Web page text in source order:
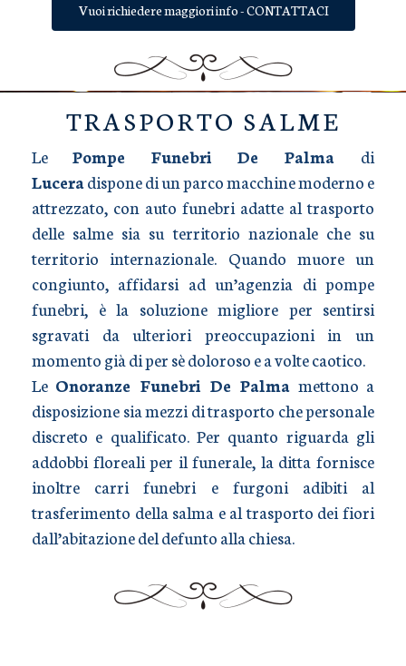
Vuoi richiedere maggiori info - CONTATTACI
TRASPORTO SALME
Le Pompe Funebri De Palma di
Luceradispone di un parco macchine moderno e
attrezzato, con auto funebri adatte al trasporto
delle salme sia su territorio nazionale che su
territorio internazionale. Quando muore un
congiunto, affidarsi ad un’agenzia di pompe
funebri, è la soluzione migliore per sentirsi
sgravati da ulteriori preoccupazioni in un
momento già di per sè doloroso e a volte caotico.
Le Onoranze Funebri De Palma mettono a
disposizione sia mezzi di trasporto che personale
discreto e qualificato. Per quanto riguarda gli
addobbi floreali per il funerale, la ditta fornisce
inoltre carri funebri e furgoni adibiti al
trasferimento della salma e al trasporto dei fiori
dall’abitazione del defunto alla chiesa.